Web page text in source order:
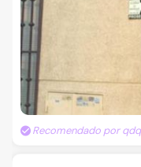
Recomendado por qdq